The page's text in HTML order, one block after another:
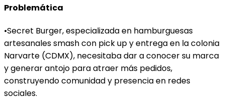
Problemática
•Secret Burger, especializada en hamburguesas
artesanales smash con pick up y entrega en la colonia
Narvarte (CDMX), necesitaba dar a conocer su marca
y generar antojo para atraer más pedidos,
construyendo comunidad y presencia en redes
sociales.